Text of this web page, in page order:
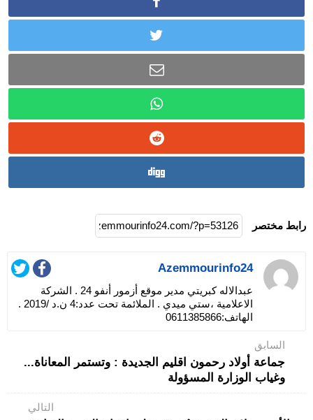
رابط مختصر
Azemmourinfo24
عبدالاله كبريتي مدير موقع أزمور أنفو 24 . الشركة
الاعلامية ،ستي ميدي . الملائمة تحت عدد:4 ن.د /2019 .
الهاتف:0611385866
السابق
جماعة أولاد رحمون اقليم الجديدة : وتستمر المعاناة...
وغياب الوزارة المسؤولة
التالي